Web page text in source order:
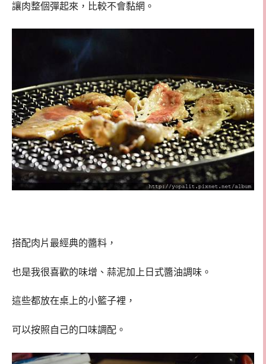
讓肉整個彈起來，比較不會黏網。
搭配肉片最經典的醬料，
也是我很喜歡的味增、蒜泥加上日式醬油調味。
這些都放在桌上的小籃子裡，
可以按照自己的口味調配。